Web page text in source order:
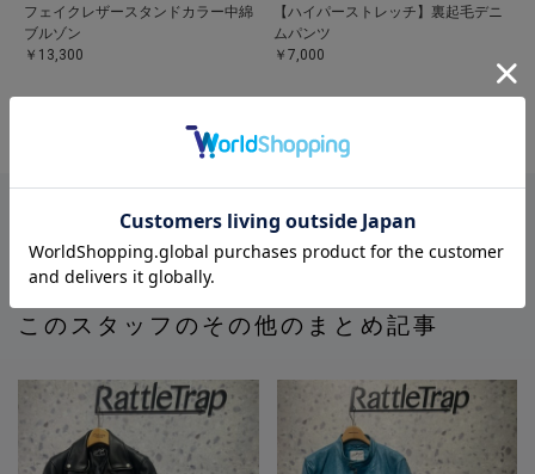
フェイクレザースタンドカラー中綿
ブルゾン
￥13,300
【ハイパーストレッチ】裏起毛デニ
ムパンツ
￥7,000
記事一覧
このスタッフのその他のまとめ記事